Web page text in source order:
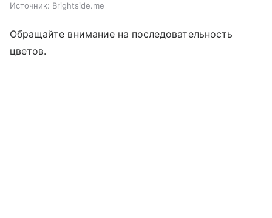
Источник: Brightside.me
Обращайте внимание на последовательность
цветов.